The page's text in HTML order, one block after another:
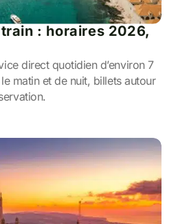
: horaires 2026,
direct quotidien d’environ 7
matin et de nuit, billets autour